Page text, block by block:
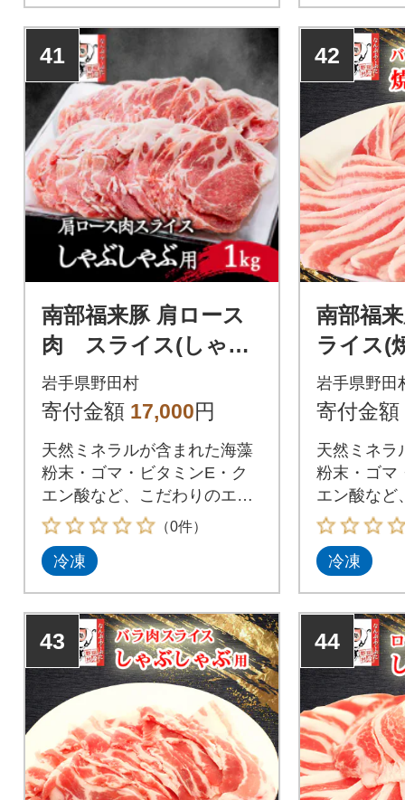
41
南部福来豚 肩ロース
肉 スライス(しゃぶ
しゃぶ用)1kg
岩手県野田村
寄付金額 17,000円
天然ミネラルが含まれた海藻
粉末・ゴマ・ビタミンE・ク
エン酸など、こだわりのエサ
で育てた南部福来豚
（0件）
冷凍
42
南部福
ライス(
岩手県野田
寄付金額
天然ミネラ
粉末・ゴマ
エン酸など
で育てた南
冷凍
43 44